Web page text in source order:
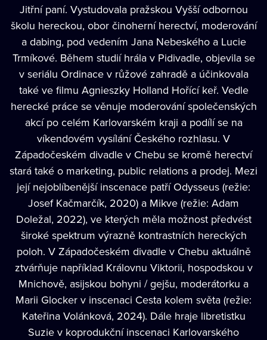
Jitřní paní. Vystudovala pražskou Vyšší odbornou
školu hereckou, obor činoherní herectví, moderování
a dabing, pod vedením Jana Nebeského a Lucie
Trmíkové. Během studií hrála v Pidivadle, objevila se
v seriálu Ordinace v růžové zahradě a účinkovala
také ve filmu Agnieszky Holland Hořící keř. Vedle
herecké práce se věnuje moderování společenských
akcí po celém Karlovarském kraji a podílí se na
víkendovém vysílání Českého rozhlasu. V
Západočeském divadle v Chebu se kromě herectví
stará také o marketing, public relations a prodej. Mezi
její nejoblíbenější inscenace patří Odysseus (režie:
Josef Kačmarčík, 2020) a Mikve (režie: Adam
Doležal, 2022), ve kterých měla možnost předvést
široké spektrum výrazně kontrastních hereckých
poloh. V Západočeském divadle v Chebu aktuálně
ztvárňuje například Královnu Viktorii, hospodskou v
Mnichově, asijskou bohyni / gejšu, moderátorku a
Marii Glocker v inscenaci Cesta kolem světa (režie:
Kateřina Volánková, 2024). Dále hraje libretistku
Suzie v koprodukční inscenaci Karlovarského